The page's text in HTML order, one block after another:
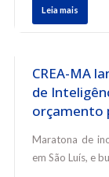
Leia mais
CREA-MA
de
orçamento
Maratona de
em São Luís, e